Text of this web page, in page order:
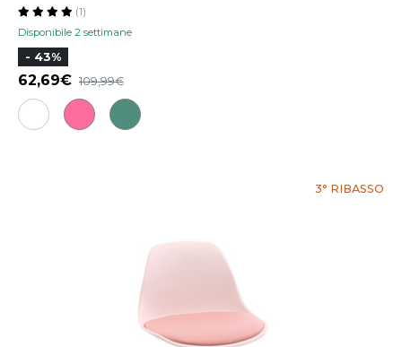
Disponibile 2 settimane
(1)
- 43%
62,69 109,99
3° RIBASSO